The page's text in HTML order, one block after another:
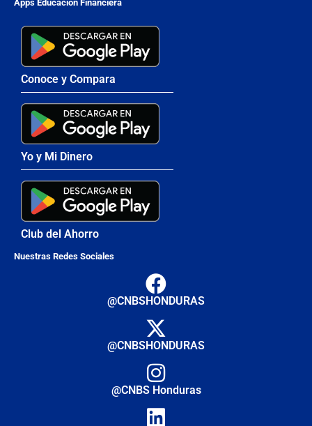
Apps Educación Financiera
Conoce y Compara
Yo y Mi Dinero
Club del Ahorro
Nuestras Redes Sociales
@CNBSHONDURAS
@CNBSHONDURAS
@CNBS Honduras